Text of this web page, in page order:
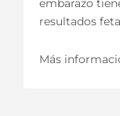
embarazo
resultados
Más